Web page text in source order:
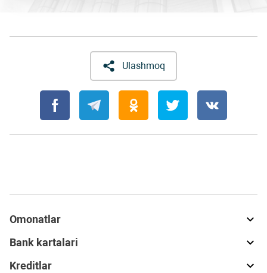
Ulashmoq
Omonatlar
Bank kartalari
Kreditlar